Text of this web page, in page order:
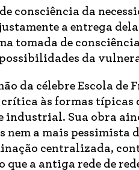
consciência da
a entrega
tomada de
da
da célebre Escola
às formas típicas
industrial. Sua obra
nem a mais pessimista
centralizada,
a antiga rede de